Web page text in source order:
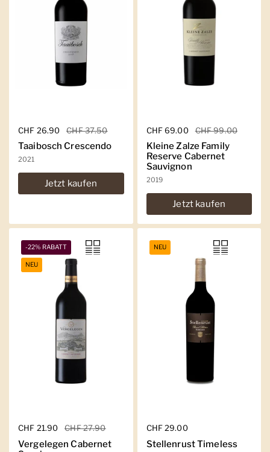
Regulärer Preis
CHF 26.90 Sale-Preis
CHF 37.50
Taaibosch Crescendo
2021
Jetzt kaufen
Regulärer Preis
CHF 69.00 Sale-Preis
CHF 99.00
Kleine Zalze Family
Reserve Cabernet
Sauvignon
2019
Jetzt kaufen
Regulärer Preis
CHF 21.90 Sale-Preis
CHF 27.90
Vergelegen Cabernet
-22% RABATT
NEU
Regulärer Preis
CHF 29.00
Stellenrust Timeless
NEU